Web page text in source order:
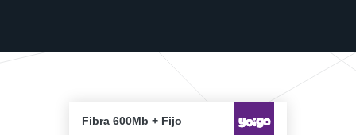
Fibra 600Mb + Fijo